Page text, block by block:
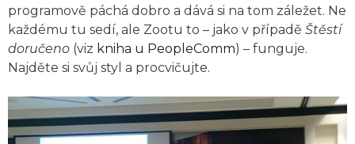
programově páchá dobro a dává si na tom záležet. Ne
každému tu sedí, ale Zootu to – jako v případě Štěstí
doručeno (viz kniha u PeopleComm) – funguje.
Najděte si svůj styl a procvičujte.